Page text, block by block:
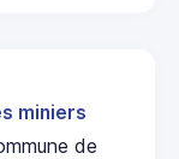
miniers
de